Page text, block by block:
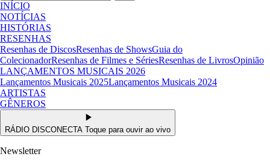
INÍCIO
NOTÍCIAS
HISTÓRIAS
RESENHAS
Resenhas de DiscosResenhas de ShowsGuia do
ColecionadorResenhas de Filmes e SériesResenhas de LivrosOpinião
LANÇAMENTOS MUSICAIS 2026
Lançamentos Musicais 2025Lançamentos Musicais 2024
ARTISTAS
GÊNEROS
RÁDIO DISCONECTA Toque para ouvir ao vivo
Newsletter